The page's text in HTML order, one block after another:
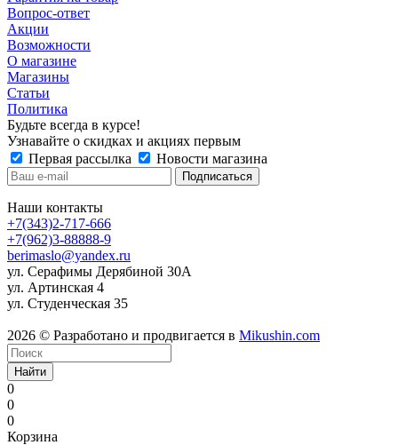
Вопрос-ответ
Акции
Возможности
О магазине
Магазины
Статьи
Политика
Будьте всегда в курсе!
Узнавайте о скидках и акциях первым
Первая рассылка
Новости магазина
Наши контакты
+7(343)2-717-666
+7(962)3-88888-9
berimaslo@yandex.ru
ул. Серафимы Дерябиной 30А
ул. Артинская 4
ул. Студенческая 35
2026 © Разработано и продвигается в Mikushin.com
Найти
0
0
0
Корзина